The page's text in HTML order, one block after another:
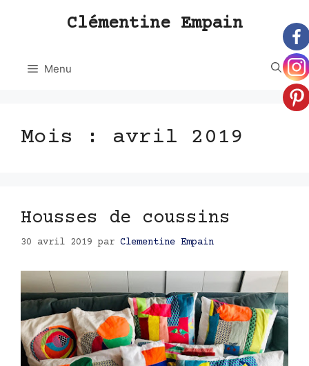
Clémentine Empain
Menu
Mois : avril 2019
Housses de coussins
30 avril 2019 par Clementine Empain